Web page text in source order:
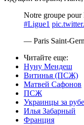
Notre groupe
#Ligue1
— Paris Saint-
Читайте еще:
Нуну Мендеш
Витинья (ПСЖ)
Матвей Сафонов
ПСЖ
Украинцы за
Илья Забарный
Франция